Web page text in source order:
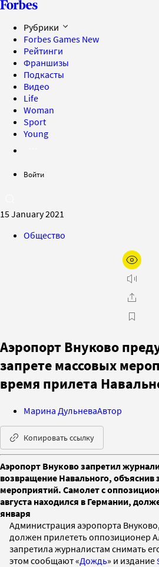
Рубрики
Forbes Games New
Рейтинги
Франшизы
Подкасты
Видео
Life
Woman
Sport
Young
Войти
15 January 2021
Общество
Аэропорт Внуково
запрете массовых
время прилета
Марина ДульневаАвтор
Копировать ссылку
Аэропорт Внуково запретил
возвращение Навального, объяснив
мероприятий. Самолет с
августа находился в Германии,
января
Администрация аэропорта
должен прилететь оппозиционер
запретила журналистам снимать
этом сообщают «Дождь» и издание